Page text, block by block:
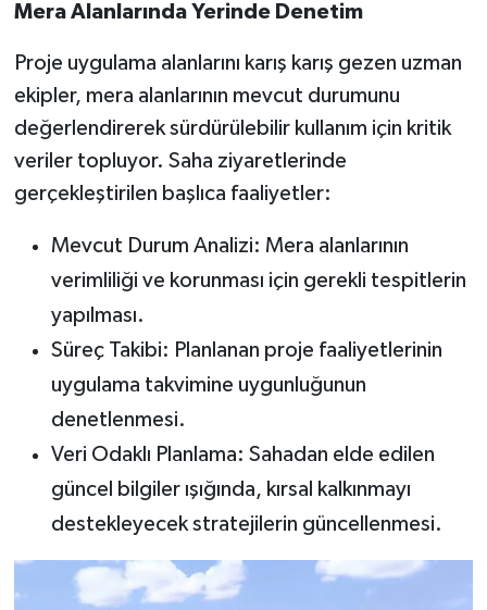
Mera Alanlarında Yerinde Denetim
Proje uygulama alanlarını karış karış gezen uzman
ekipler, mera alanlarının mevcut durumunu
değerlendirerek sürdürülebilir kullanım için kritik
veriler topluyor. Saha ziyaretlerinde
gerçekleştirilen başlıca faaliyetler:
Mevcut Durum Analizi: Mera alanlarının
verimliliği ve korunması için gerekli tespitlerin
yapılması.
Süreç Takibi: Planlanan proje faaliyetlerinin
uygulama takvimine uygunluğunun
denetlenmesi.
Veri Odaklı Planlama: Sahadan elde edilen
güncel bilgiler ışığında, kırsal kalkınmayı
destekleyecek stratejilerin güncellenmesi.